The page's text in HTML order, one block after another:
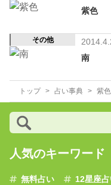
紫色
その他
南
トップ 占い事典 紫色
人気のキーワード
無料占い 12星座